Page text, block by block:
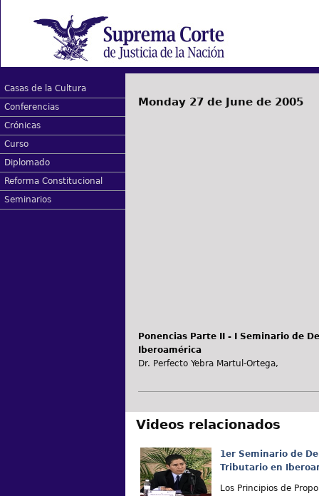
Casas de la Cultura
Conferencias
Crónicas
Curso
Diplomado
Reforma Constitucional
Seminarios
Monday 27 de June de 2005
Ponencias Parte II - I Seminario de
Iberoamérica
Dr. Perfecto Yebra Martul-Ortega,
Videos relacionados
1er Seminario de
Tributario en
Los Principios de